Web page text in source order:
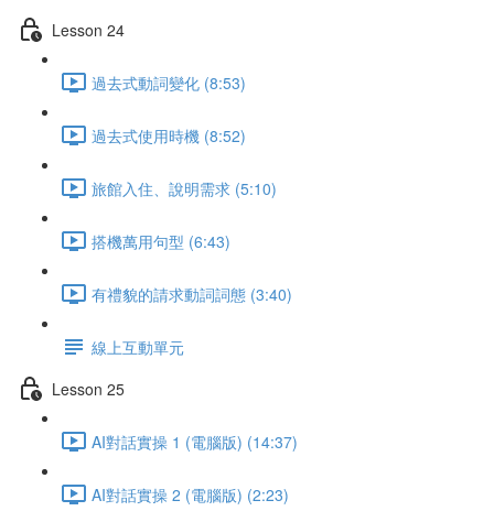
Lesson 24
過去式動詞變化 (8:53)
過去式使用時機 (8:52)
旅館入住、說明需求 (5:10)
搭機萬用句型 (6:43)
有禮貌的請求動詞詞態 (3:40)
線上互動單元
Lesson 25
AI對話實操 1 (電腦版) (14:37)
AI對話實操 2 (電腦版) (2:23)